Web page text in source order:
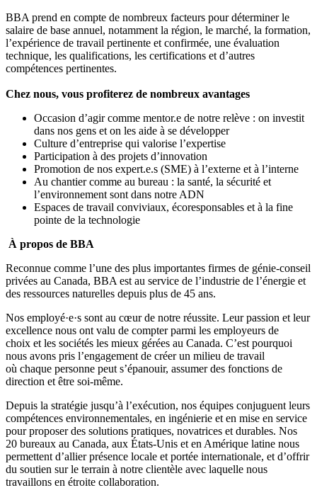
BBA prend en compte de nombreux facteurs pour déterminer le
salaire de base annuel, notamment la région, le marché, la formation,
l’expérience de travail pertinente et confirmée, une évaluation
technique, les qualifications, les certifications et d’autres
compétences pertinentes.
Chez nous, vous profiterez de nombreux avantages
Occasion d’agir comme mentor.e de notre relève : on investit
dans nos gens et on les aide à se développer
Culture d’entreprise qui valorise l’expertise
Participation à des projets d’innovation
Promotion de nos expert.e.s (SME) à l’externe et à l’interne
Au chantier comme au bureau : la santé, la sécurité et
l’environnement sont dans notre ADN
Espaces de travail conviviaux, écoresponsables et à la fine
pointe de la technologie
À propos de BBA
Reconnue comme l’une des plus importantes firmes de génie-conseil
privées au Canada, BBA est au service de l’industrie de l’énergie et
des ressources naturelles depuis plus de 45 ans.
Nos employé·e·s sont au cœur de notre réussite. Leur passion et leur
excellence nous ont valu de compter parmi les employeurs de
choix et les sociétés les mieux gérées au Canada. C’est pourquoi
nous avons pris l’engagement de créer un milieu de travail
où chaque personne peut s’épanouir, assumer des fonctions de
direction et être soi-même.
Depuis la stratégie jusqu’à l’exécution, nos équipes conjuguent leurs
compétences environnementales, en ingénierie et en mise en service
pour proposer des solutions pratiques, novatrices et durables. Nos
20 bureaux au Canada, aux États-Unis et en Amérique latine nous
permettent d’allier présence locale et portée internationale, et d’offrir
du soutien sur le terrain à notre clientèle avec laquelle nous
travaillons en étroite collaboration.